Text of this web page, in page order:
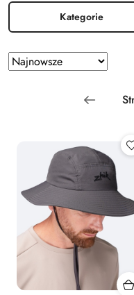
Kategorie
Zastosowano
sortowanie:
Sortuj
według